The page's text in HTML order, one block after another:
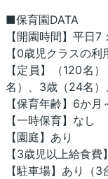
■保育園DATA
【開園時間】平
【0歳児クラスの
【定員】（120名
名）、3歳（24名）
【保育年齢】6か月
【一時保育】なし
【園庭】あり
【3歳児以上給食
【駐車場】あり（3